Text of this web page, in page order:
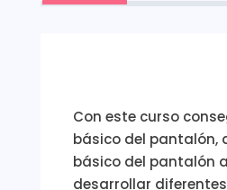
Con este curso
básico del pantalón,
básico del pantalón
desarrollar